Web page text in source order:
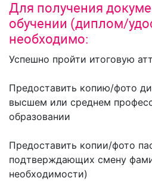
Для получения
обучении (диплом/
необходимо:
Успешно пройти итоговую
Предоставить копию/фото
высшем или среднем
образовании
Предоставить копии/фото
подтверждающих смену
необходимости)